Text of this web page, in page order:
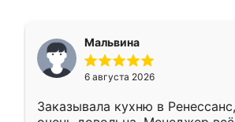
Мальвина
6 августа 2026
Заказывала кухню в